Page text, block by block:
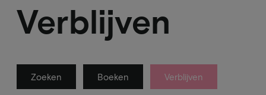
Verblijven
Zoeken Boeken Verblijven